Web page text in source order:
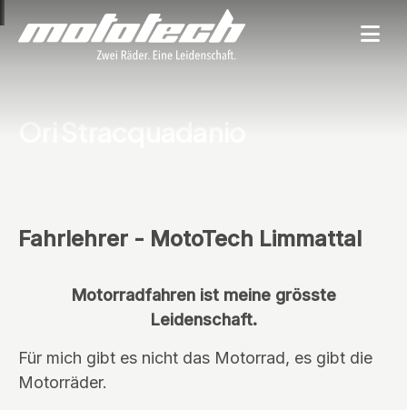
Ori Stracquadanio
Fahrlehrer - MotoTech Limmattal
Motorradfahren ist meine grösste
Leidenschaft.
Für mich gibt es nicht das Motorrad, es gibt die
Motorräder.